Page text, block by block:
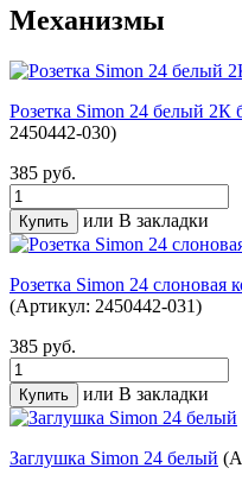
Механизмы
Розетка Simon 24 белый 2К
2450442-030)
385 руб.
или В закладки
Розетка Simon 24 слоновая
(Артикул: 2450442-031)
385 руб.
или В закладки
Заглушка Simon 24 белый